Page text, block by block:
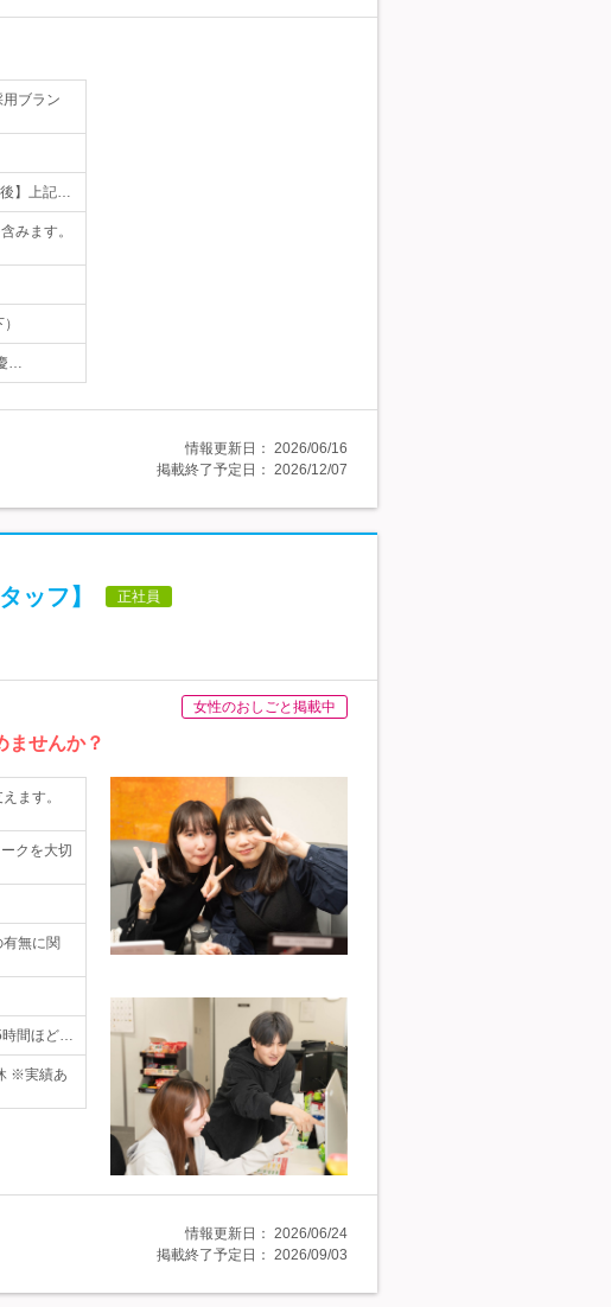
ブラン
後】上記…
みます。
…
情報更新日： 2026/06/16
掲載終了予定日： 2026/12/07
ッフ】 正社員
女性のおしごと掲載中
ませんか？
ます。
クを大切
無に関
時間ほど…
※実績あ
情報更新日： 2026/06/24
掲載終了予定日： 2026/09/03